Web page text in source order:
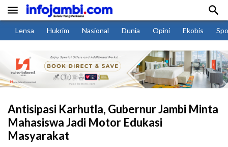
 
Lensa Hukrim Nasional Dunia Opini Ekobis
Antisipasi Karhutla, Gubernur Jambi Minta
Mahasiswa Jadi Motor Edukasi
Masyarakat